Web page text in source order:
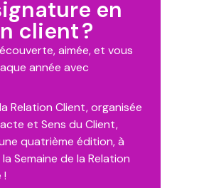
en
client ?
aimée, et vous
année avec
Relation Client, organisée
et Sens du Client,
quatrième édition, à
Semaine de la Relation
!